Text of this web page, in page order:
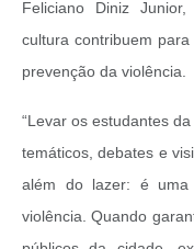
Feliciano Diniz
cultura contribuem
prevenção da violência.
“Levar os estudantes
temáticos, debates e
além do lazer: é uma
violência. Quando